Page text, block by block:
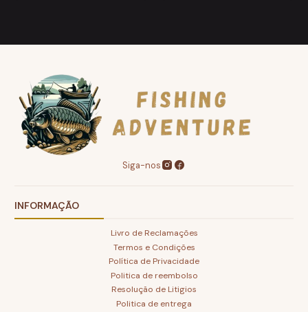
Siga-nos
INFORMAÇÃO
Livro de Reclamações
Termos e Condições
Política de Privacidade
Politica de reembolso
Resolução de Litigios
Politica de entrega